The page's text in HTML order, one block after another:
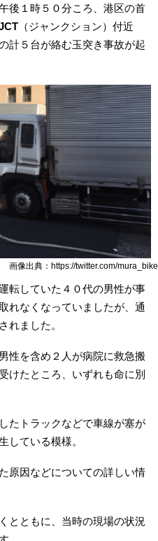
後１時５０分ころ、港区の首
（ジャンクション）付近
計５台が絡む玉突き事故が起
画像出典：https://twitter.com/mura_bike
転していた４０代の男性が事
れなくなっていましたが、通
れました。
性を含め２人が病院に救急搬
けたところ、いずれも命に別
たトラックなどで車線が塞が
している模様。
原因などについての詳しい情
とともに、当時の現場の状況